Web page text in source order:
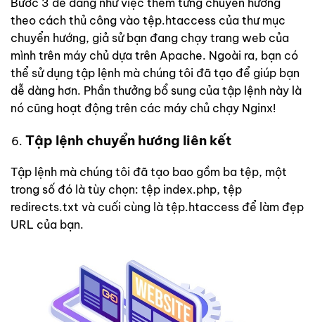
Bước 3 dễ dàng như việc thêm từng chuyển hướng
theo cách thủ công vào tệp.htaccess của thư mục
chuyển hướng, giả sử bạn đang chạy trang web của
mình trên máy chủ dựa trên Apache. Ngoài ra, bạn có
thể sử dụng tập lệnh mà chúng tôi đã tạo để giúp bạn
dễ dàng hơn. Phần thưởng bổ sung của tập lệnh này là
nó cũng hoạt động trên các máy chủ chạy Nginx!
Tập lệnh chuyển hướng liên kết
Tập lệnh mà chúng tôi đã tạo bao gồm ba tệp, một
trong số đó là tùy chọn: tệp index.php, tệp
redirects.txt và cuối cùng là tệp.htaccess để làm đẹp
URL của bạn.